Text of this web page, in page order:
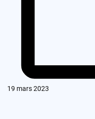
19 mars 2023